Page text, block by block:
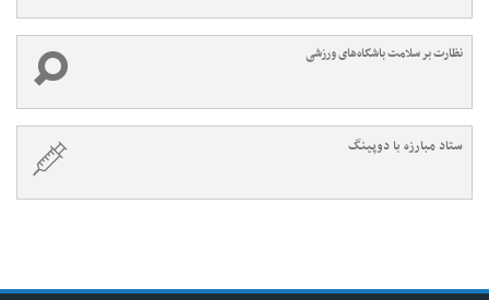
نظارت بر سلامت باشگاه‌های ورزشی
ستاد مبارزه با دوپینگ